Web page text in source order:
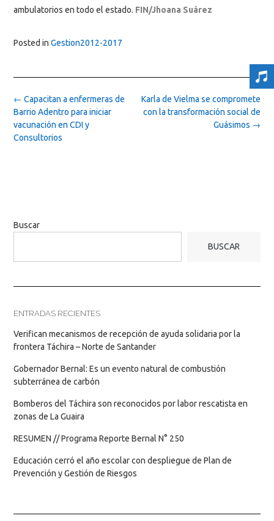
ambulatorios en todo el estado. FIN/Jhoana Suárez
Posted in Gestion2012-2017
Post
navigation
Karla de Vielma se compromete
con la transformación social de
Guásimos →
← Capacitan a enfermeras de
Barrio Adentro para iniciar
vacunación en CDI y
Consultorios
Buscar
BUSCAR
ENTRADAS RECIENTES
Verifican mecanismos de recepción de ayuda solidaria por la
frontera Táchira – Norte de Santander
Gobernador Bernal: Es un evento natural de combustión
subterránea de carbón
Bomberos del Táchira son reconocidos por labor rescatista en
zonas de La Guaira
RESUMEN // Programa Reporte Bernal N° 250
Educación cerró el año escolar con despliegue de Plan de
Prevención y Gestión de Riesgos